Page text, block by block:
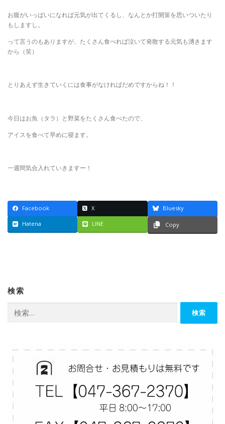
お腹がいっぱいになれば元気が出てくるし、なんとか打開策を思いついたり
もしますし。
って言うのもありますが、たくさん食べれば泣いて発散する元気も湧きます
から（笑）
とりあえず生きていくには食事がなければだめですからね！！
今日はお魚（タラ）と野菜をたくさん食べたので、
アイスを食べて早めに寝ます。
一週間気合入れていきますー！
Facebook X Bluesky
Hatena LINE Copy
検索
索: